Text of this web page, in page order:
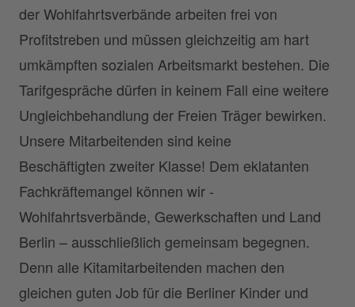
der Wohlfahrtsverbände arbeiten frei von
Profitstreben und müssen gleichzeitig am hart
umkämpften sozialen Arbeitsmarkt bestehen. Die
Tarifgespräche dürfen in keinem Fall eine weitere
Ungleichbehandlung der Freien Träger bewirken.
Unsere Mitarbeitenden sind keine
Beschäftigten zweiter Klasse! Dem eklatanten
Fachkräftemangel können wir -
Wohlfahrtsverbände, Gewerkschaften und Land
Berlin – ausschließlich gemeinsam begegnen.
Denn alle Kitamitarbeitenden machen den
gleichen guten Job für die Berliner Kinder und